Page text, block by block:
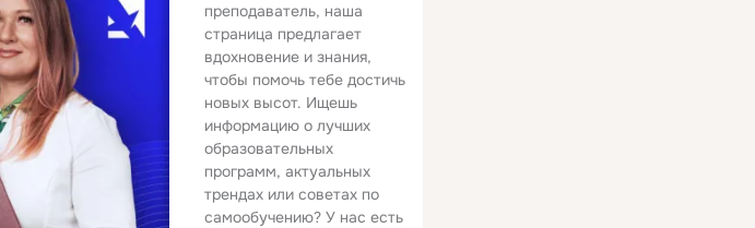
преподаватель, наша
страница предлагает
вдохновение и знания,
чтобы помочь тебе достичь
новых высот. Ищешь
информацию о лучших
образовательных
программ, актуальных
трендах или советах по
самообучению? У нас есть